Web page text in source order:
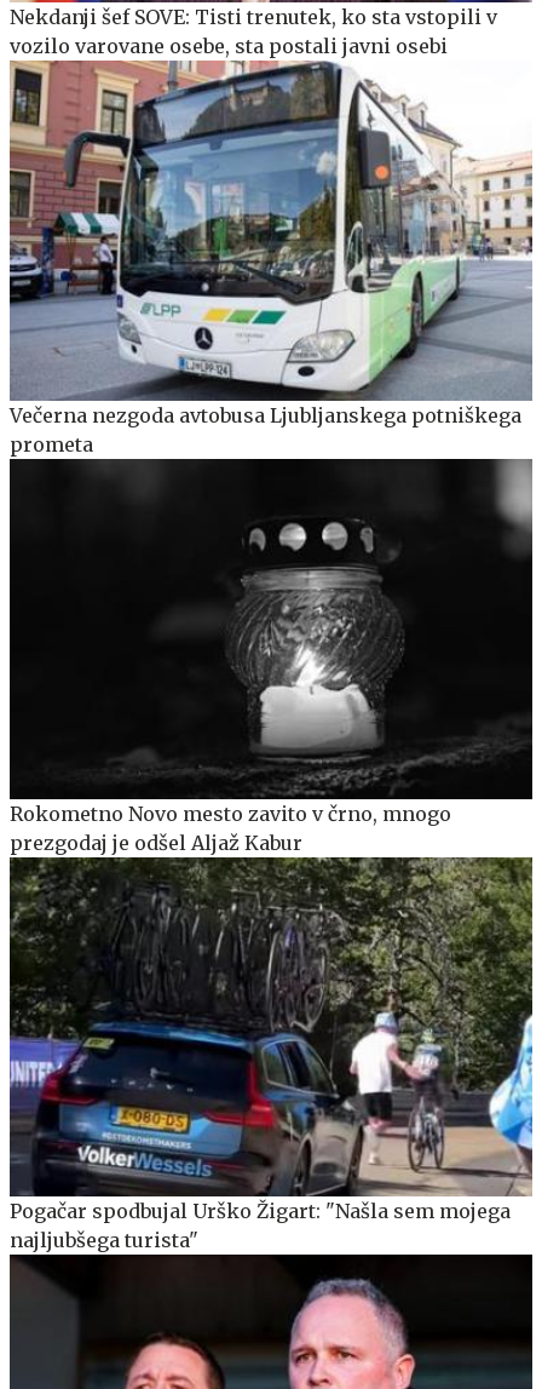
Nekdanji šef SOVE: Tisti trenutek, ko sta vstopili v
vozilo varovane osebe, sta postali javni osebi
Večerna nezgoda avtobusa Ljubljanskega potniškega
prometa
Rokometno Novo mesto zavito v črno, mnogo
prezgodaj je odšel Aljaž Kabur
Pogačar spodbujal Urško Žigart: "Našla sem mojega
najljubšega turista"